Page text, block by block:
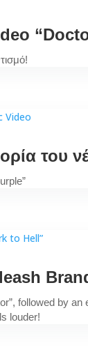
του
followed by
louder!